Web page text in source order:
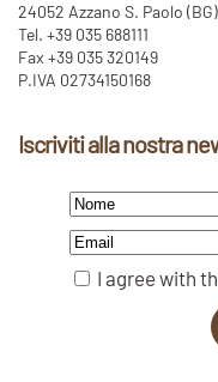
24052 Azzano S. Paolo
Tel. +39 035 688111
Fax +39 035 320149
P.IVA 02734150168
Iscriviti alla nostra
I agree with